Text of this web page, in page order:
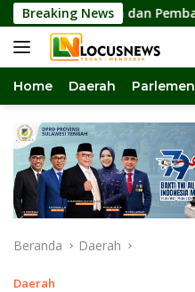
Langsung
ke
konten
Breaking News
dan Pembangunan
Home Daerah Parlemen
Beranda Daerah
Daerah